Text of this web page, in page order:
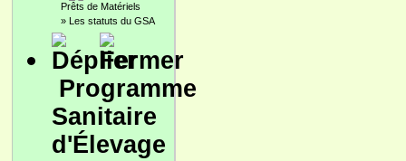
Prêts de Matériels
» Les statuts du GSA
Programme
Sanitaire
d'Élevage